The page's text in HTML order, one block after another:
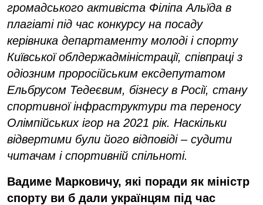
громадського активіста Філіпа Альїда в
плагіаті під час конкурсу на посаду
керівника департаменту молоді і спорту
Київської облдержадміністрації, співпраці з
одіозним проросійським ексдепутатом
Ельбрусом Тедеєвим, бізнесу в Росії, стану
спортивної інфраструктури та переносу
Олімпійських ігор на 2021 рік. Наскільки
відвертими були його відповіді – судити
читачам і спортивній спільноті.
Вадиме Марковичу, які поради як міністр
спорту ви б дали українцям під час